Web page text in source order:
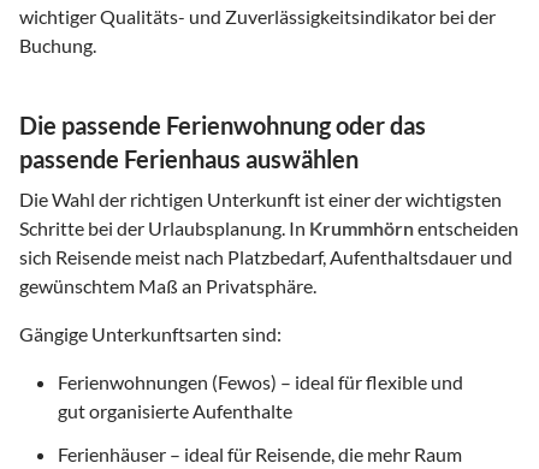
wichtiger Qualitäts- und Zuverlässigkeitsindikator bei der
Buchung.
Die passende Ferienwohnung oder das
passende Ferienhaus auswählen
Die Wahl der richtigen Unterkunft ist einer der wichtigsten
Schritte bei der Urlaubsplanung. In Krummhörnentscheiden
sich Reisende meist nach Platzbedarf, Aufenthaltsdauer und
gewünschtem Maß an Privatsphäre.
Gängige Unterkunftsarten sind:
Ferienwohnungen (Fewos) – ideal für flexible und
gut organisierte Aufenthalte
Ferienhäuser – ideal für Reisende, die mehr Raum